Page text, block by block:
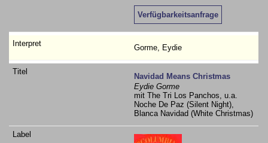
Verfügbarkeitsanfrage
Gorme, Eydie
Navidad Means Christmas
Eydie Gorme
mit The Tri Los Panchos, u.a.
Noche De Paz (Silent Night),
Blanca Navidad (White Christmas)